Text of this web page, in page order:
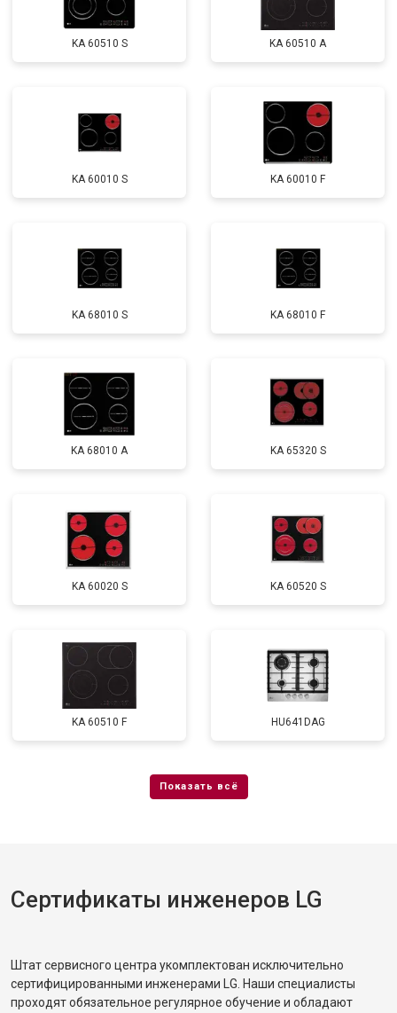
KA 60510 S KA 60510 A
KA 60010 S KA 60010 F
KA 68010 S KA 68010 F
KA 68010 A KA 65320 S
KA 60020 S KA 60520 S
KA 60510 F HU641DAG
Сертификаты инженеров LG
Штат сервисного центра укомплектован исключительно
сертифицированными инженерами LG. Наши специалисты
проходят обязательное регулярное обучение и обладают